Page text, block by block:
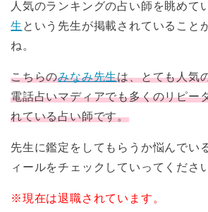
人気のランキングの占い師を眺めて
生 という先生が掲載されていること
ね。
こちらのみなみ先生は、とても人気
電話占いマディアでも多くのリピー
れている占い師です。
先生に鑑定をしてもらうか悩んでい
ィールをチェックしていってくださ
※現在は退職されています。